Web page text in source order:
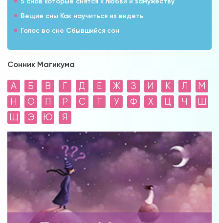
Вещие сны Как научиться их видеть
Голос во сне Сбывшийся сон
Сонник Магикума
А Б В Г Д Е Ж З И К Л
М
Н
О П Р С Т У Ф Х Ц Ч
Ш
Щ
Э Ю Я